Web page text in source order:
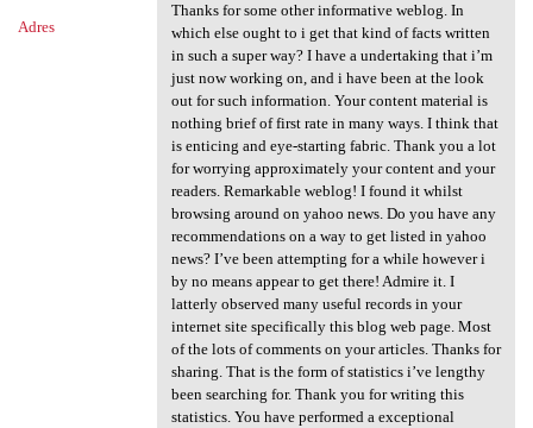
Adres
Thanks for some other informative weblog. In
which else ought to i get that kind of facts written
in such a super way? I have a undertaking that i’m
just now working on, and i have been at the look
out for such information. Your content material is
nothing brief of first rate in many ways. I think that
is enticing and eye-starting fabric. Thank you a lot
for worrying approximately your content and your
readers. Remarkable weblog! I found it whilst
browsing around on yahoo news. Do you have any
recommendations on a way to get listed in yahoo
news? I’ve been attempting for a while however i
by no means appear to get there! Admire it. I
latterly observed many useful records in your
internet site specifically this blog web page. Most
of the lots of comments on your articles. Thanks for
sharing. That is the form of statistics i’ve lengthy
been searching for. Thank you for writing this
statistics. You have performed a exceptional